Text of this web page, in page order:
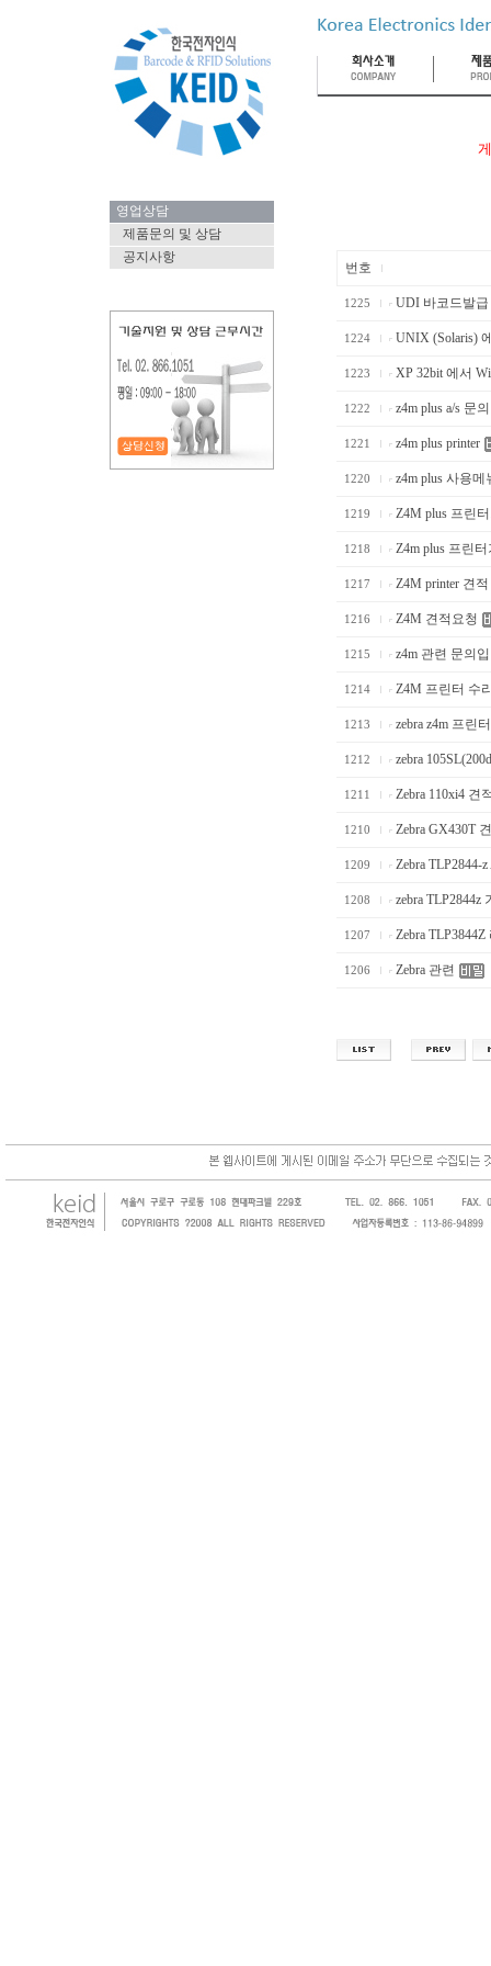
영업상담
제품문의 및 상담
공지사항
번호
1225 UDI 바코드발
1224 UNIX (Solaris)
1223 XP 32bit 에서
1222 z4m plus a/s 문
1221 z4m plus printer
1220 z4m plus 사용
1219 Z4M plus 프린
1218 Z4m plus 프린
1217 Z4M printer 견
1216 Z4M 견적요청
1215 z4m 관련 문의
1214 Z4M 프린터 수
1213 zebra z4m 프린
1212 zebra
1211 Zebra 110xi4 견
1210 Zebra GX430T
1209 Zebra TLP2844-
1208 zebra TLP2844z
1207 Zebra
1206 Zebra 관련